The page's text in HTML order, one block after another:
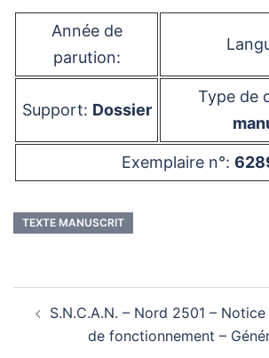
Année de
parution:
Support: Dossier
Type de
Exemplaire n°:
TEXTE MANUSCRIT
d’article
S.N.C.A.N. – Nord 2501 –
de fonctionnement –